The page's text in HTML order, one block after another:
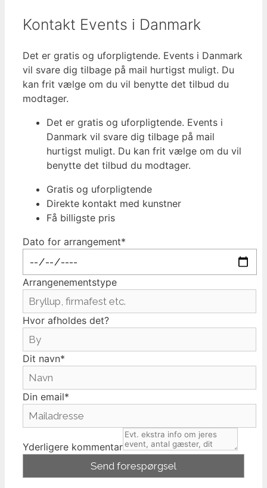
Kontakt Events i Danmark
Det er gratis og uforpligtende. Events i Danmark
vil svare dig tilbage på mail hurtigst muligt. Du
kan frit vælge om du vil benytte det tilbud du
modtager.
Det er gratis og uforpligtende. Events i
Danmark vil svare dig tilbage på mail
hurtigst muligt. Du kan frit vælge om du vil
benytte det tilbud du modtager.
Gratis og uforpligtende
Direkte kontakt med kunstner
Få billigste pris
Dato for arrangement*
Arrangenementstype
Hvor afholdes det?
Dit navn*
Din email*
Yderligere kommentar